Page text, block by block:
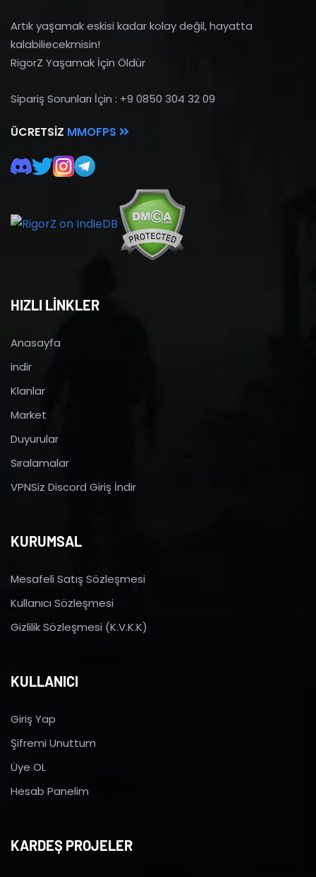
Artık yaşamak eskisi kadar kolay değil, hayatta
kalabiliecekmisin!
RigorZ Yaşamak İçin Öldür
Sipariş Sorunları İçin : +9 0850 304 32 09
ÜCRETSIZ MMOFPS
HIZLI LİNKLER
Anasayfa
indir
Klanlar
Market
Duyurular
Sıralamalar
VPNSiz Discord Giriş İndir
KURUMSAL
Mesafeli Satış Sözleşmesi
Kullanıcı Sözleşmesi
Gizlilik Sözleşmesi (K.V.K.K)
KULLANICI
Giriş Yap
Şifremi Unuttum
Üye OL
Hesab Panelim
KARDEŞ PROJELER